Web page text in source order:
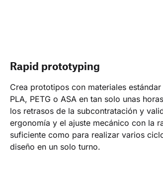
Rapid prototyping
Crea prototipos con materiales
PLA, PETG o ASA en tan solo unas
los retrasos de la subcontratación y
ergonomía y el ajuste mecánico con la
suficiente como para realizar varios
diseño en un solo turno.